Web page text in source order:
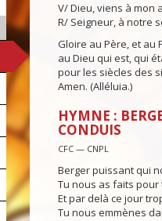
V/ Dieu, viens à mon
R/ Seigneur, à notre
Gloire au Père, et au
au Dieu qui est, qui
pour les siècles des
Amen. (Alléluia.)
HYMNE :
CONDUIS
CFC — CNPL
Berger puissant qui
Tu nous as faits pour
Et par delà ce jour
Tu nous emmènes